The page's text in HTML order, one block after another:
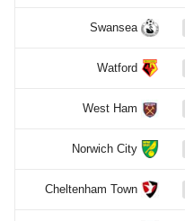
Swansea
Watford
West Ham
Norwich City
Cheltenham Town